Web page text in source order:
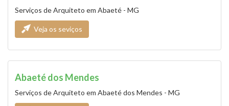
Serviços de Arquiteto em Abaeté - MG
Veja os seviços
Abaeté dos Mendes
Serviços de Arquiteto em Abaeté dos Mendes - MG